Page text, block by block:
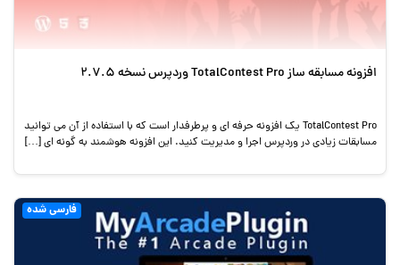
افزونه مسابقه ساز TotalContest Pro وردپرس نسخه 2.7.5
TotalContest Pro یک افزونه حرفه ای و پرطرفدار است که با استفاده از آن می توانید
مسابقات زیادی در وردپرس اجرا و مدیریت کنید. این افزونه هوشمند به گونه ای […]
فارسی شده